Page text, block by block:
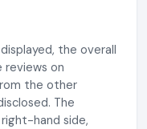
the overall
on
the other
The
hand side,